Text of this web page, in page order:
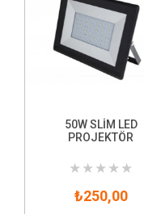
50W SLİM LED
PROJEKTÖR
★ ★ ★ ★ ★
₺250,00